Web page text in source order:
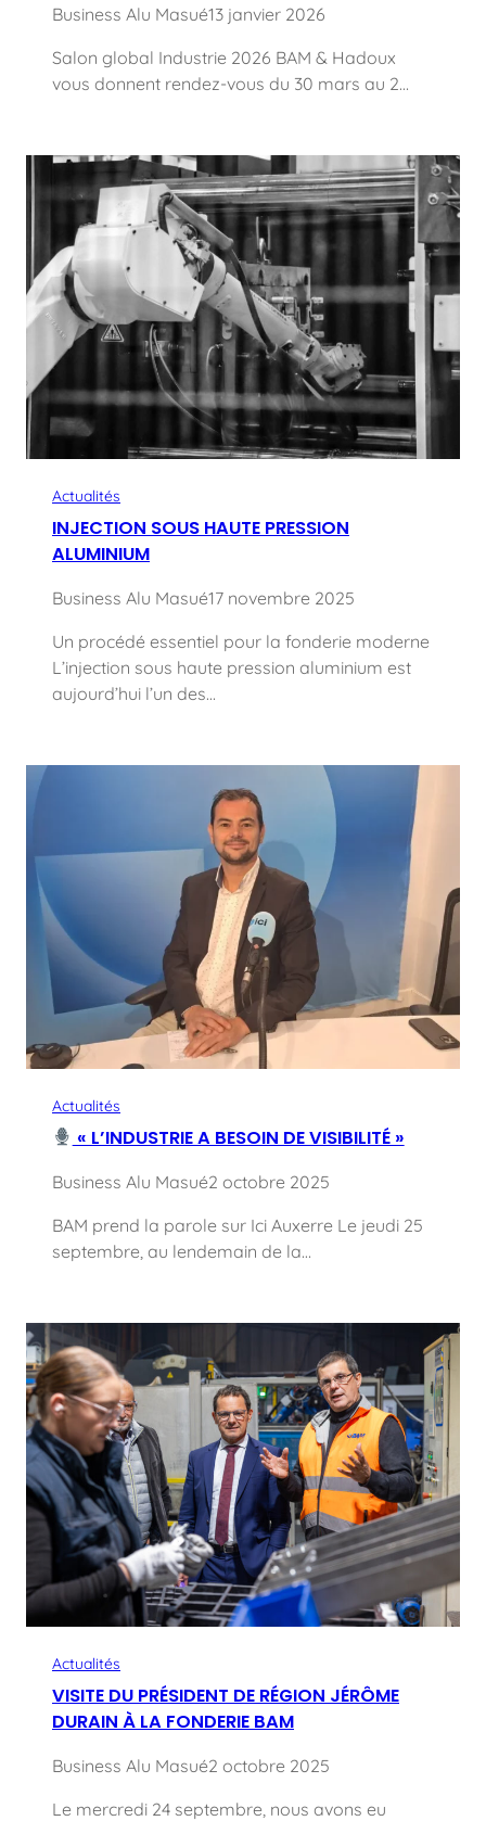
Business Alu Masué13 janvier 2026
Salon global Industrie 2026 BAM & Hadoux
vous donnent rendez-vous du 30 mars au 2…
Actualités
INJECTION SOUS HAUTE PRESSION
ALUMINIUM
Business Alu Masué17 novembre 2025
Un procédé essentiel pour la fonderie moderne
L’injection sous haute pression aluminium est
aujourd’hui l’un des…
Actualités
« L’INDUSTRIE A BESOIN DE VISIBILITÉ »
Business Alu Masué2 octobre 2025
BAM prend la parole sur Ici Auxerre Le jeudi 25
septembre, au lendemain de la…
Actualités
VISITE DU PRÉSIDENT DE RÉGION JÉRÔME
DURAIN À LA FONDERIE BAM
Business Alu Masué2 octobre 2025
Le mercredi 24 septembre, nous avons eu